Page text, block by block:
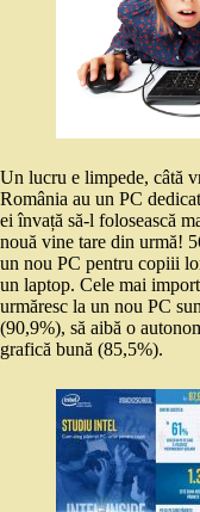
Un lucru e limpede, câtă
România au un PC
ei învață să-l folosească
nouă vine tare din urmă!
un nou PC pentru copiii
un laptop. Cele mai
urmăresc la un nou PC
(90,9%), să aibă o
grafică bună (85,5%).